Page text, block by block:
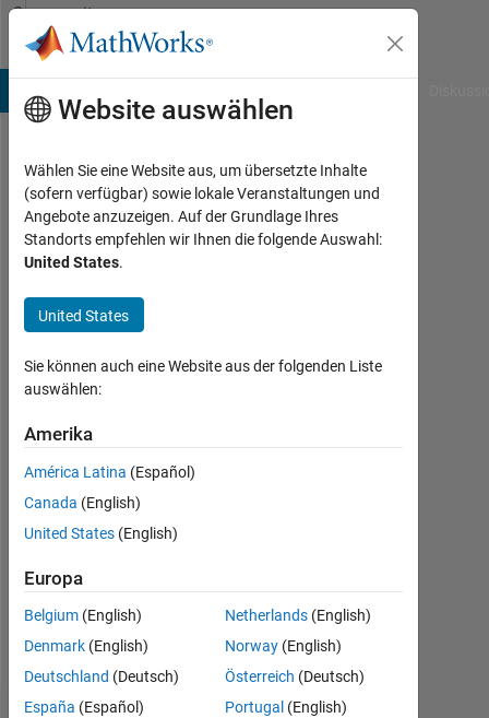
Weiter zum Inhalt
Community
Profile
Hari
Last
seen:
etwa
ein
Jahr
|
Aktiv
2023
Followers:
0
Website auswählen
Wählen Sie eine Website aus, um übersetzte Inhalte
(sofern verfügbar) sowie lokale Veranstaltungen und
Angebote anzuzeigen. Auf der Grundlage Ihres
Standorts empfehlen wir Ihnen die folgende Auswahl:
United States.
United States
Sie können auch eine Website aus der folgenden Liste
auswählen:
Amerika
América Latina (Español)
Canada (English)
United States (English)
Europa
Belgium (English)
Denmark (English)
Deutschland (Deutsch)
España (Español)
Netherlands (English)
Norway (English)
Österreich (Deutsch)
Portugal (English)